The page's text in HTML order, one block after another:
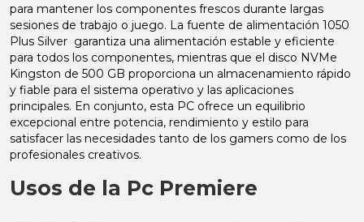
para mantener los componentes frescos durante largas
sesiones de trabajo o juego. La fuente de alimentación 1050
Plus Silver garantiza una alimentación estable y eficiente
para todos los componentes, mientras que el disco NVMe
Kingston de 500 GB proporciona un almacenamiento rápido
y fiable para el sistema operativo y las aplicaciones
principales. En conjunto, esta PC ofrece un equilibrio
excepcional entre potencia, rendimiento y estilo para
satisfacer las necesidades tanto de los gamers como de los
profesionales creativos.
Usos de la Pc Premiere